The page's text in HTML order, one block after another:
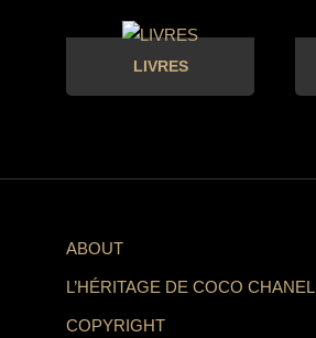
LIVRES
ABOUT
L’HÉRITAGE DE COCO CHANEL
COPYRIGHT